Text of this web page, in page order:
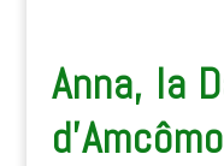
Anna, la